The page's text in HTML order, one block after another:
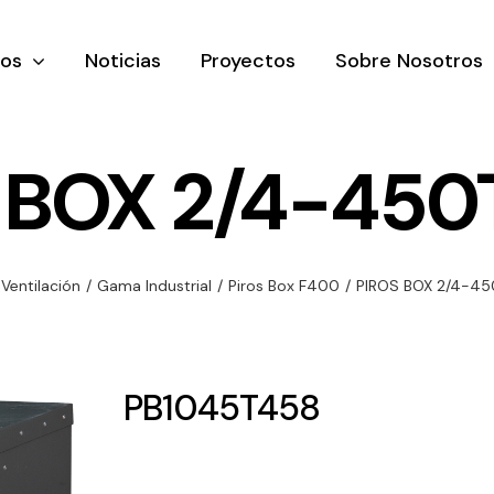
y
de
y
Ventilación
ventilación
Noticias Proyectos Sobre Nosotros
BOX 2/4-
Ventilación / Gama Industrial / Piros Box F400 / PIROS BOX 2/4-
PB1045T458